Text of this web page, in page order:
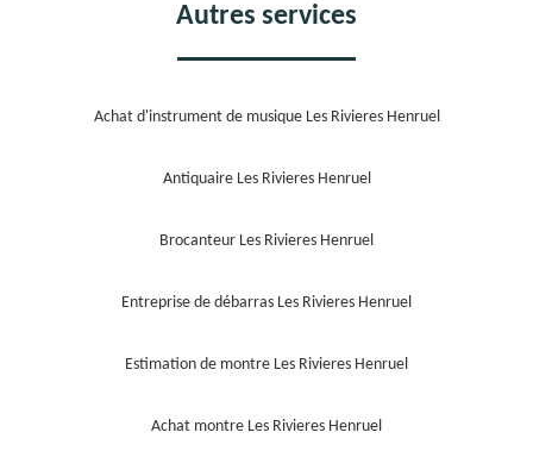
Autres services
Achat d'instrument de musique Les Rivieres Henruel
Antiquaire Les Rivieres Henruel
Brocanteur Les Rivieres Henruel
Entreprise de débarras Les Rivieres Henruel
Estimation de montre Les Rivieres Henruel
Achat montre Les Rivieres Henruel